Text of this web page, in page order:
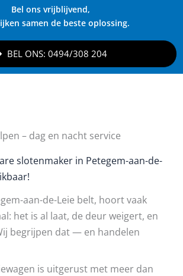
Bel ons vrijblijvend,
samen de beste oplossing.
BEL ONS: 0494/308 204
– dag en nacht service
slotenmaker in Petegem-aan-de-
aan-de-Leie belt, hoort vaak
het is al laat, de deur weigert, en
begrijpen dat — en handelen
is uitgerust met meer dan